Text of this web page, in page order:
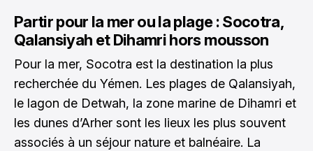
Partir pour la mer ou la plage : Socotra,
Qalansiyah et Dihamri hors mousson
Pour la mer, Socotra est la destination la plus
recherchée du Yémen. Les plages de Qalansiyah,
le lagon de Detwah, la zone marine de Dihamri et
les dunes d’Arher sont les lieux les plus souvent
associés à un séjour nature et balnéaire. La